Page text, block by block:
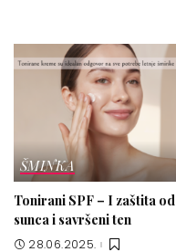
ŠMINKA
Tonirani SPF – I zaštita od
sunca i savršeni ten
28.06.2025.